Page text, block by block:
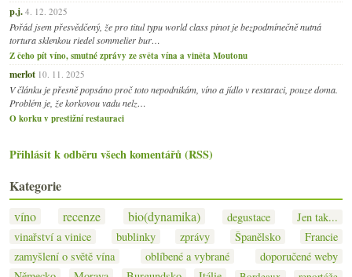
p.j. 4. 12. 2025
Pořád jsem přesvědčený, že pro titul typu world class pinot je bezpodmínečně nutná
tortura sklenkou riedel sommelier bur…
Z čeho pít víno, smutné zprávy ze světa vína a viněta Moutonu
merlot 10. 11. 2025
V článku je přesně popsáno proč toto nepodnikám, víno a jídlo v restaraci, pouze doma.
Problém je, že korkovou vadu nelz…
O korku v prestižní restauraci
Přihlásit k odběru všech komentářů (RSS)
Kategorie
víno recenze bio(dynamika) degustace
Jen tak...
vinařství a vinice
bublinky zprávy Španělsko
Francie
zamyšlení o světě vína
oblíbené a vybrané
doporučené weby